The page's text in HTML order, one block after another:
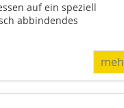
auf ein speziell
abbindendes